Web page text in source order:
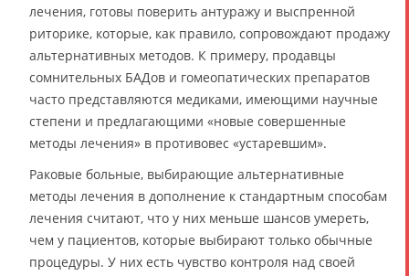
лечения, готовы поверить антуражу и выспренной
риторике, которые, как правило, сопровождают продажу
альтернативных методов. К примеру, продавцы
сомнительных БАДов и гомеопатических препаратов
часто представляются медиками, имеющими научные
степени и предлагающими «новые совершенные
методы лечения» в противовес «устаревшим».
Раковые больные, выбирающие альтернативные
методы лечения в дополнение к стандартным способам
лечения считают, что у них меньше шансов умереть,
чем у пациентов, которые выбирают только обычные
процедуры. У них есть чувство контроля над своей